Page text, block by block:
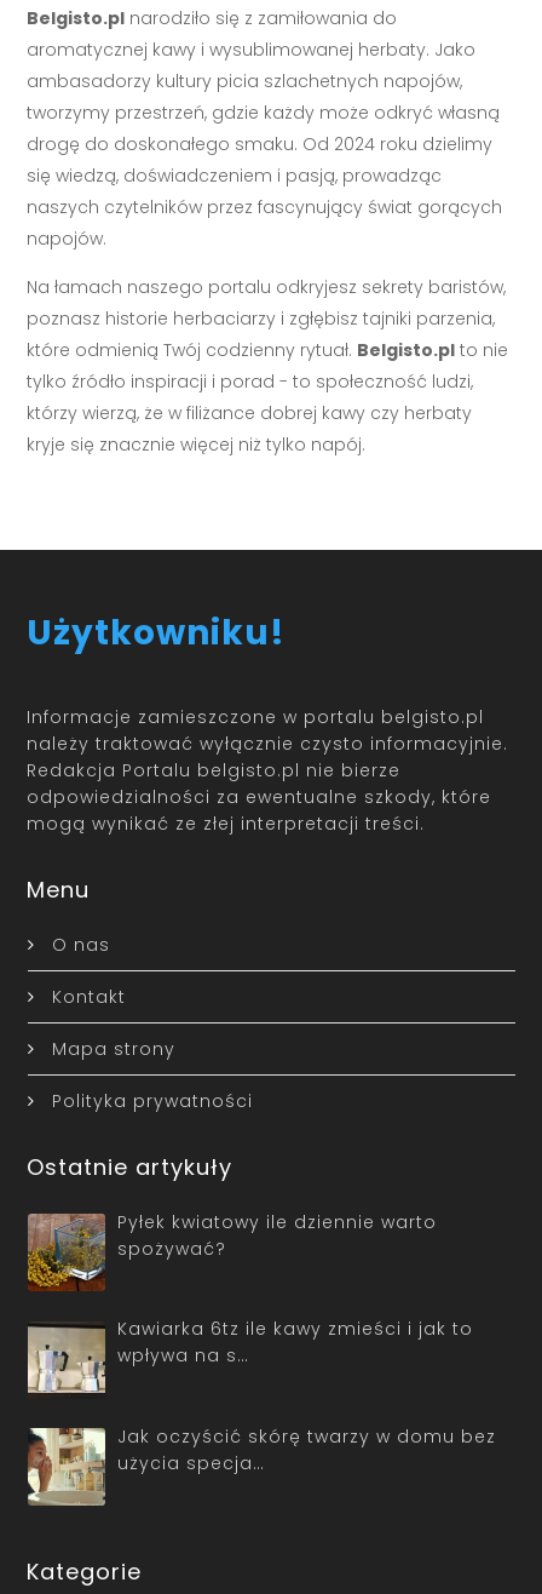
Belgisto.pl narodziło się z zamiłowania do
aromatycznej kawy i wysublimowanej herbaty. Jako
ambasadorzy kultury picia szlachetnych napojów,
tworzymy przestrzeń, gdzie każdy może odkryć własną
drogę do doskonałego smaku. Od 2024 roku dzielimy
się wiedzą, doświadczeniem i pasją, prowadząc
naszych czytelników przez fascynujący świat gorących
napojów.
Na łamach naszego portalu odkryjesz sekrety baristów,
poznasz historie herbaciarzy i zgłębisz tajniki parzenia,
które odmienią Twój codzienny rytuał. Belgisto.pl to nie
tylko źródło inspiracji i porad - to społeczność ludzi,
którzy wierzą, że w filiżance dobrej kawy czy herbaty
kryje się znacznie więcej niż tylko napój.
Użytkowniku!
Informacje zamieszczone w portalu belgisto.pl
należy traktować wyłącznie czysto informacyjnie.
Redakcja Portalu belgisto.pl nie bierze
odpowiedzialności za ewentualne szkody, które
mogą wynikać ze złej interpretacji treści.
Menu
O nas
Kontakt
Mapa strony
Polityka prywatności
Ostatnie artykuły
Pyłek kwiatowy ile dziennie warto
spożywać?
Kawiarka 6tz ile kawy zmieści i jak to
wpływa na s…
Jak oczyścić skórę twarzy w domu bez
użycia specja…
Kategorie